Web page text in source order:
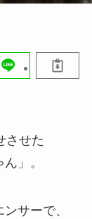
させた
」。
サーで、